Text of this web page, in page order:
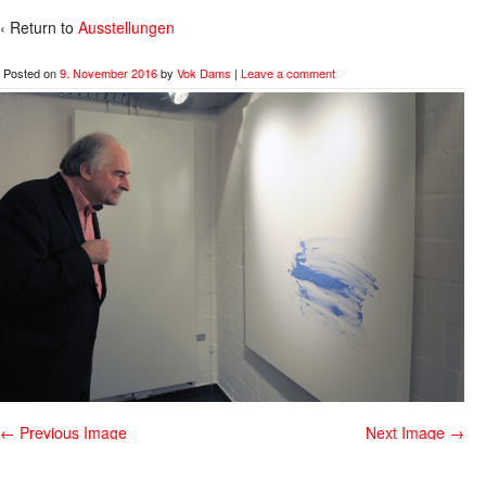
‹ Return to Ausstellungen
Posted on9. November 2016by Vok Dams | Leave a comment
← Previous Image Next Image →